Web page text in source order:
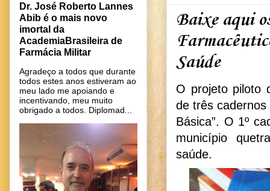
Baixe aqui
Saúde
O projeto piloto
de três cadernos
Básica”. O 1º
município
saúde.
Dr. José Roberto Lannes
Abib é o mais novo
imortal da
AcademiaBrasileira de
Farmácia Militar
Agradeço a todos que durante
todos estes anos estiveram ao
meu lado me apoiando e
incentivando, meu muito
obrigado a todos. Diplomad...